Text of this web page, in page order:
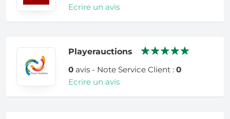
Ecrire un avis
Playerauctions
0avis - Note Service Client : 0
Ecrire un avis